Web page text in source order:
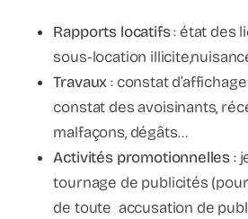
Rapports locatifs: état des
sous-location
Travaux : constat
constat des avoisinants,
malfaçons, dégâts…
Activités promotionnelles:
tournage de publicités
de toute accusation de